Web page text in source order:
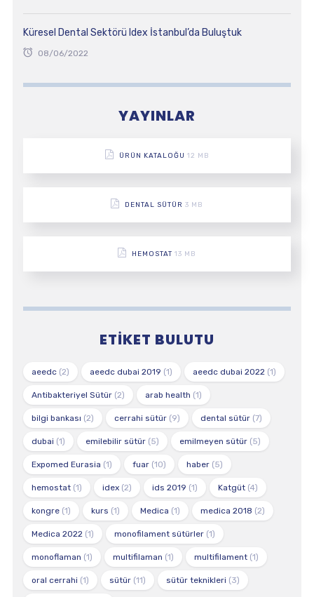
Küresel Dental Sektörü Idex İstanbul’da Buluştuk
08/06/2022
YAYINLAR
ÜRÜN KATALOĞU 12 MB
DENTAL SÜTÜR 3 MB
HEMOSTAT 13 MB
ETIKET BULUTU
aeedc(2) aeedc dubai 2019 (1) aeedc dubai 2022 (1)
Antibakteriyel Sütür(2) arab health (1)
bilgi bankası (2) cerrahi sütür(9) dental sütür(7)
dubai (1) emilebilir sütür(5) emilmeyen sütür(5)
Expomed Eurasia (1) fuar(10) haber(5)
hemostat(1) idex(2) ids 2019 (1) Katgüt(4)
kongre(1) kurs (1) Medica (1) medica 2018 (2)
Medica 2022 (1) monofilament sütürler(1)
monoflaman (1) multifilaman (1) multifilament(1)
oral cerrahi (1) sütür(11) sütür teknikleri (3)